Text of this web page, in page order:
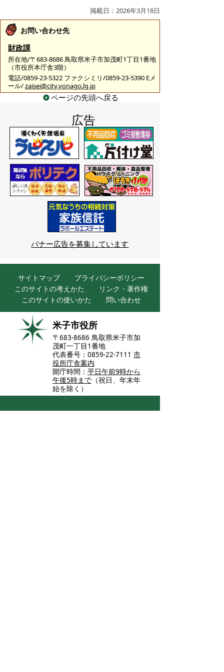
掲載日：2026年3月18日
お問い合わせ先
財政課
所在地/〒683-8686 鳥取県米子市加茂町1丁目1番地
（市役所本庁舎3階）
電話/0859-23-5322 ファクシミリ/0859-23-5390 Eメ
ール/zaisei@city.yonago.lg.jp
ページの先頭へ戻る
広告
バナー広告を募集しています
サイトマップ
プライバシーポリシー
このサイトの考えかた
リンク・著作権
このサイトの使いかた
問い合わせ
米子市役所
〒683-8686 鳥取県米子市加
茂町一丁目1番地
代表番号：0859-22-7111 市
役所庁舎案内
開庁時間： 平日午前9時から
午後5時まで （祝日、年末年
始を除く）